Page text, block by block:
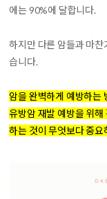
에는 90%에 달합니다.
하지만 다른 암들과 마찬
습니다.
암을 완벽하게 예방하는
유방암 재발 예방을 위해
하는 것이 무엇보다 중